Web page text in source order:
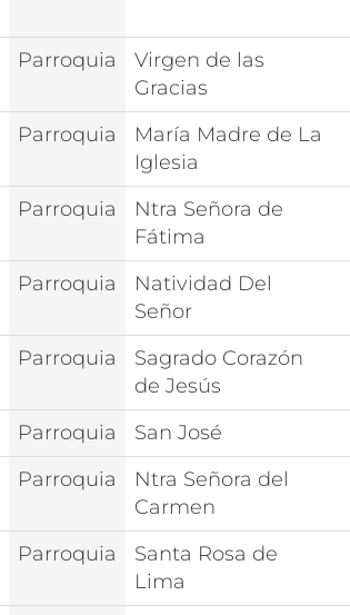
Parroquia
Virgen de las
Gracias
Parroquia
María Madre de La
Iglesia
Parroquia
Ntra Señora de
Fátima
Parroquia
Natividad Del
Señor
Parroquia
Sagrado Corazón
de Jesús
Parroquia San José
Parroquia
Ntra Señora del
Carmen
Parroquia
Santa Rosa de
Lima